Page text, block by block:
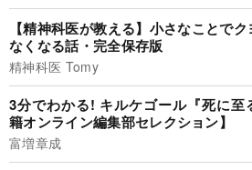
【精神科医が教える】小さなことで
なくなる話・完全保存版
精神科医 Tomy
3分でわかる! キルケゴール『死に至
籍オンライン編集部セレクション】
富増章成